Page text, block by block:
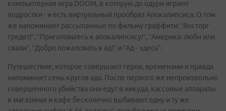
компьютерная игра DOOM, в которую до одури играют
подростки - и есть виртуальный прообраз Апокалипсиса. О том
же напоминают рассыпанные по фильму граффити: “Восторг
грядет!”, “Приготовьтесь к апокалипсису!”, “Америка: люби или
свали”, “Добро пожаловать в ад!” и “Ад - здесь”.
Путешествие, которое совершают герои, временами и правда
напоминает семь кругов ада. После первого же непроизвольно
совершенного убийства они едут в никуда, кассовые аппараты
в магазинах и кафе бесконечно выбивают одну и ту же